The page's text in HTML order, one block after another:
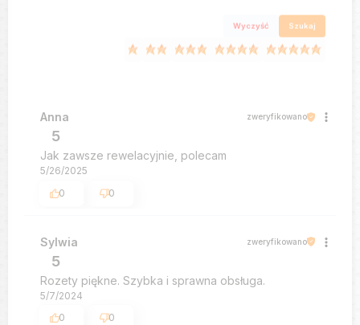
Wyczyść Szukaj
Anna zweryfikowano
5
Jak zawsze rewelacyjnie, polecam
5/26/2025
0
0
Sylwia zweryfikowano
5
Rozety piękne. Szybka i sprawna obsługa.
5/7/2024
0
0